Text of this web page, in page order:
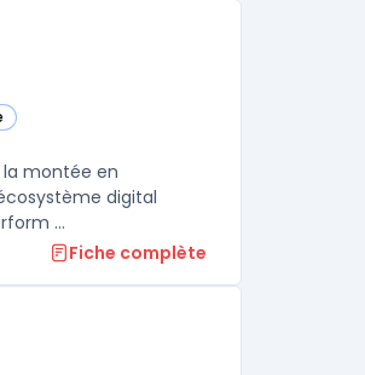
montée en
digital
...
Fiche complète